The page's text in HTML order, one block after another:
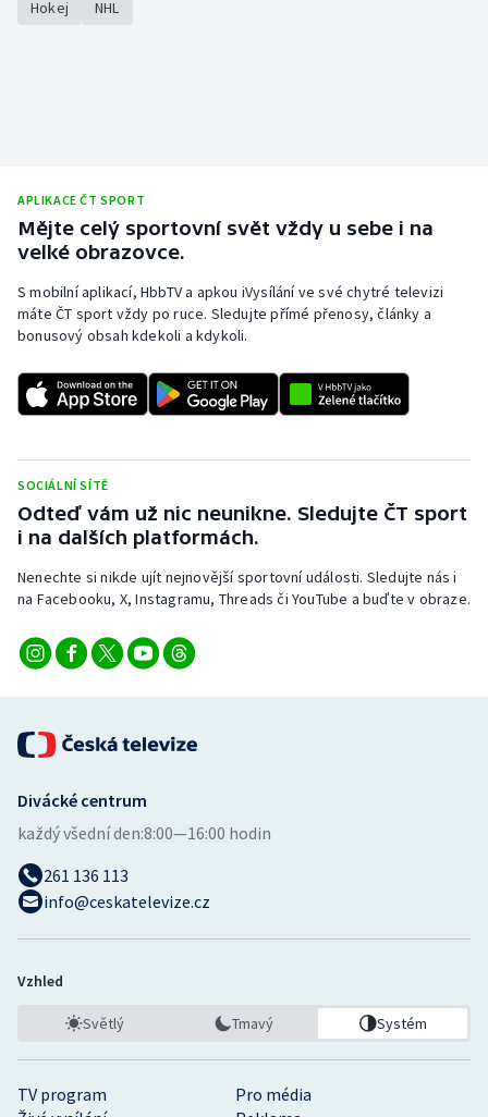
Lyže a snowboard
Parasport
Plážový volejbal
Ragby
Rychlostní kanoistika
Short track
Sportovní střelba
Stolní tenis
Triatlon
Veslování
Vodní slalom
Ostatní
Hokej NHL
APLIKACE ČT SPORT
Mějte celý sportovní svět vždy u sebe i na
velké obrazovce.
S mobilní aplikací, HbbTV a apkou iVysílání ve své chytré televizi
máte ČT sport vždy po ruce. Sledujte přímé přenosy, články a
bonusový obsah kdekoli a kdykoli.
SOCIÁLNÍ SÍTĚ
Odteď vám už nic neunikne. Sledujte ČT sport
i na dalších platformách.
Nenechte si nikde ujít nejnovější sportovní události. Sledujte nás i
na Facebooku, X, Instagramu, Threads či YouTube a buďte v obraze.
TV program
Pro média
Divácké centrum
každý všední den:8:00—16:00 hodin
261 136 113
info@ceskatelevize.cz
Vzhled
Světlý Tmavý Systém